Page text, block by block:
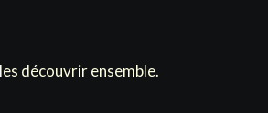
découvrir ensemble.